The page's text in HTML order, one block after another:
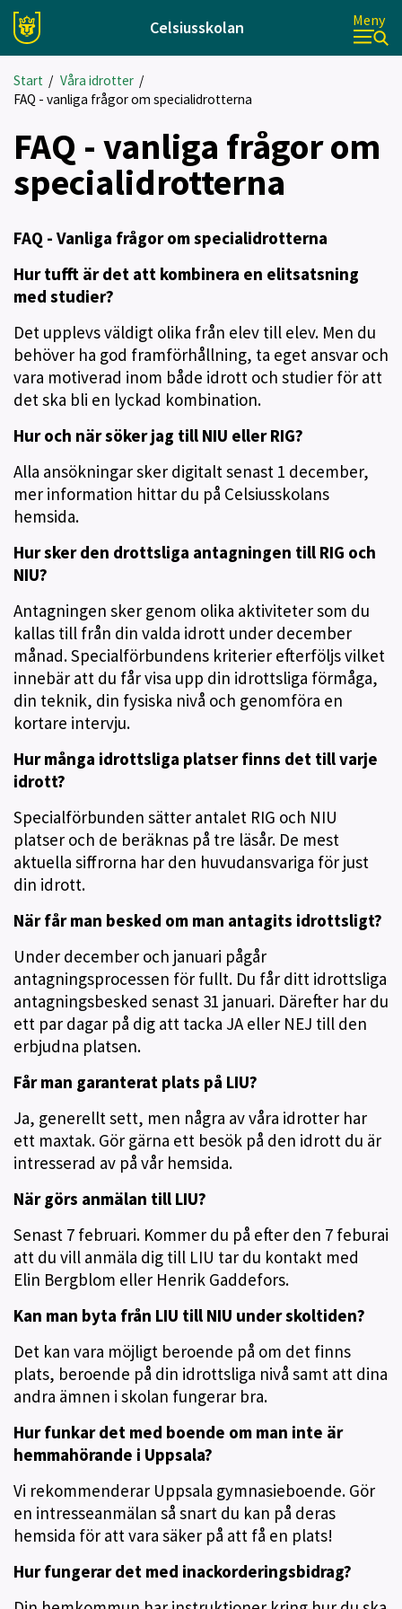
Celsiusskolan Meny
Start / Våra idrotter/
FAQ - vanliga frågor om specialidrotterna
FAQ - vanliga frågor om
specialidrotterna
FAQ - Vanliga frågor om specialidrotterna
Hur tufft är det att kombinera en elitsatsning
med studier?
Det upplevs väldigt olika från elev till elev. Men du
behöver ha god framförhållning, ta eget ansvar och
vara motiverad inom både idrott och studier för att
det ska bli en lyckad kombination.
Hur och när söker jag till NIU eller RIG?
Alla ansökningar sker digitalt senast 1 december,
mer information hittar du på Celsiusskolans
hemsida.
Hur sker den drottsliga antagningen till RIG och
NIU?
Antagningen sker genom olika aktiviteter som du
kallas till från din valda idrott under december
månad. Specialförbundens kriterier efterföljs vilket
innebär att du får visa upp din idrottsliga förmåga,
din teknik, din fysiska nivå och genomföra en
kortare intervju.
Hur många idrottsliga platser finns det till varje
idrott?
Specialförbunden sätter antalet RIG och NIU
platser och de beräknas på tre läsår. De mest
aktuella siffrorna har den huvudansvariga för just
din idrott.
När får man besked om man antagits idrottsligt?
Under december och januari pågår
antagningsprocessen för fullt. Du får ditt idrottsliga
antagningsbesked senast 31 januari. Därefter har du
ett par dagar på dig att tacka JA eller NEJ till den
erbjudna platsen.
Får man garanterat plats på LIU?
Ja, generellt sett, men några av våra idrotter har
ett maxtak. Gör gärna ett besök på den idrott du är
intresserad av på vår hemsida.
När görs anmälan till LIU?
Senast 7 februari. Kommer du på efter den 7 feburai
att du vill anmäla dig till LIU tar du kontakt med
Elin Bergblom eller Henrik Gaddefors.
Kan man byta från LIU till NIU under skoltiden?
Det kan vara möjligt beroende på om det finns
plats, beroende på din idrottsliga nivå samt att dina
andra ämnen i skolan fungerar bra.
Hur funkar det med boende om man inte är
hemmahörande i Uppsala?
Vi rekommenderar Uppsala gymnasieboende. Gör
en intresseanmälan så snart du kan på deras
hemsida för att vara säker på att få en plats!
Hur fungerar det med inackorderingsbidrag?